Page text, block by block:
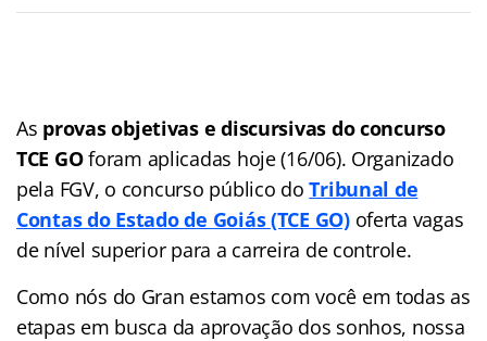
As provas objetivas e discursivas do concurso
TCE GOforam aplicadas hoje (16/06). Organizado
pela FGV, o concurso público doTribunal de
Contas do Estado de Goiás (TCE GO)oferta vagas
de nível superior para a carreira de controle.
Como nós do Gran estamos com você em todas as
etapas em busca da aprovação dos sonhos, nossa